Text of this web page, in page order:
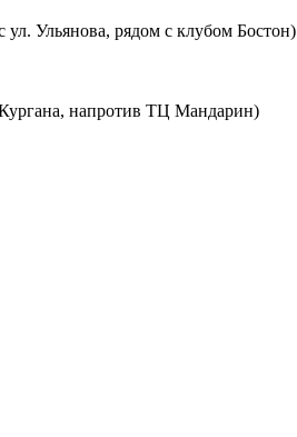
ул. Ульянова, рядом с клубом Бостон)
напротив ТЦ Мандарин)